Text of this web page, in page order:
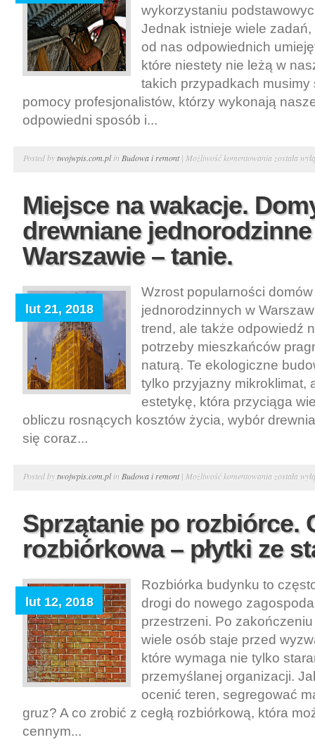
wykorzystaniu
Jednak istnieje wiele
od nas odpowiednich
które niestety nie leżą w
takich przypadkach musimy
pomocy profesjonalistów, którzy wykonają
odpowiedni sposób i...
Posted bytwojwpis.com.plin Budowa i remont| Możliwość komentowania Cięcie
cięcie
i
wiercenie
została
Miejsce na wakacje.
drewniane
Warszawie – tanie.
lut 21, 2018
Wzrost popularności
jednorodzinnych w
trend, ale także odpowiedź
potrzeby mieszkańców
naturą. Te ekologiczne
tylko przyjazny mikroklimat,
estetykę, która przyciąga
obliczu rosnących kosztów życia, wybór
się coraz...
Posted bytwojwpis.com.plin Budowa i remont| Możliwość komentowania Miejsce
Domy
drewniane
Warszawie
–
tanie.
została
Sprzątanie po rozbiórce.
rozbiórkowa – płytki ze
lut 12, 2018
Rozbiórka budynku to
drogi do nowego
przestrzeni. Po
wiele osób staje przed
które wymaga nie tylko
przemyślanej organizacji.
ocenić teren, segregować
gruz? A co zrobić z cegłą rozbiórkową, która
cennym...